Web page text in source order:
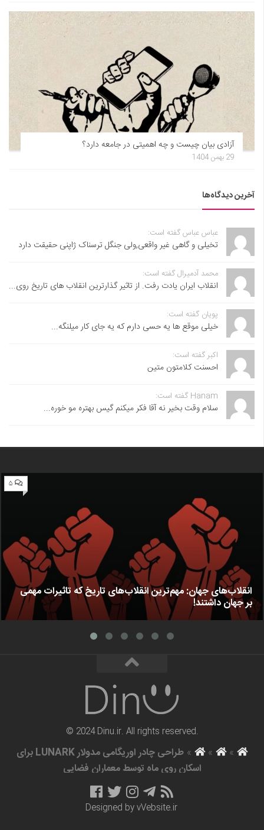
آزادی بیان چیست و چه اهمیتی در جامعه دارد؟
29 بهمن 1404
آخرین دیدگاه‌ها
عباس عباس گفته است:
تخیلی و گاهی غیر واقعی,ولی جنگل ترسناک ژاپنی حقیقت دارد
محمد آدمیرال گفته است:
انقلاب ایران یادت رفت. از تاثیر گذارترین انقلاب های تاریخ روی...
پویان گفته است:
خیلی موقع ها یه حسی دارم که یه جای کار میلنگه...
اکبر گفته است:
احسنت ‌کلامتون متین
Hanam گفته است:
سلام وقت بخیر نه آقا فکر میکنم گیس بهتره مو خوره...
۵
انقلاب‌های جهان: مهم‌ترین انقلاب‌های تاریخ که تاثیرات مهمی
بر جهان داشتند!
© 2024 Dinu.ir. All rights reserved.
»
»
»
طراحی چادر اوریگامی مدولار LUNARK برای
اسکان روی ماه توسط معماران فضایی
Designed byvVebsite.ir